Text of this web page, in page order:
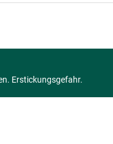
Puzzle für
Erstickungsgefahr.